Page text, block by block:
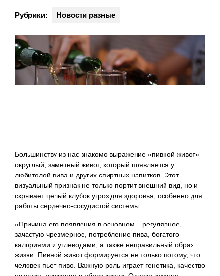
Рубрики: Новости разные
Большинству из нас знакомо выражение «пивной живот» –
округлый, заметный живот, который появляется у
любителей пива и других спиртных напитков. Этот
визуальный признак не только портит внешний вид, но и
скрывает целый клубок угроз для здоровья, особенно для
работы сердечно-сосудистой системы.
«Причина его появления в основном – регулярное,
зачастую чрезмерное, потребление пива, богатого
калориями и углеводами, а также неправильный образ
жизни. Пивной живот формируется не только потому, что
человек пьет пиво. Важную роль играет генетика, качество